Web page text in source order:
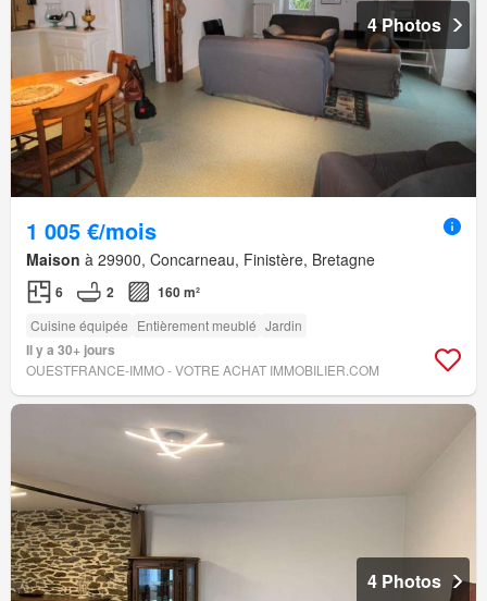
4 Photos
1 005 €/mois
Maison à 29900, Concarneau, Finistère, Bretagne
6 2 160 m²
Cuisine équipée Entièrement meublé Jardin
Il y a 30+ jours
OUESTFRANCE-IMMO - VOTRE ACHAT IMMOBILIER.COM
4 Photos